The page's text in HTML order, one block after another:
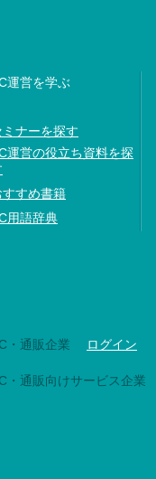
運営を学ぶ
ミナーを探す
運営の役立ち資料を探
すすめ書籍
用語辞典
・通販企業 ログイン
・通販向けサービス企業